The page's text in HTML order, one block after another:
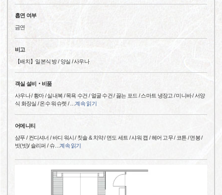
흡연 여부
금연
비고
【배치】일본식 방 / 양실 / 사우나
객실 설비‧비품
사우나 / 황마 / 실내복 / 목욕 수건 / 얼굴 수건 / 끓는 포드 / 스마트 냉장고 / 미니바 / 서양
식 화장실 / 온수 워슈렛 /
계속 읽기
어메니티
샴푸 / 컨디셔너 / 바디 워시 / 칫솔 & 치약 / 면도 세트 / 샤워 캡 / 헤어 고무 / 코튼 / 면봉 /
빗(빗)/ 슬리퍼 / 슈… 계속 읽기